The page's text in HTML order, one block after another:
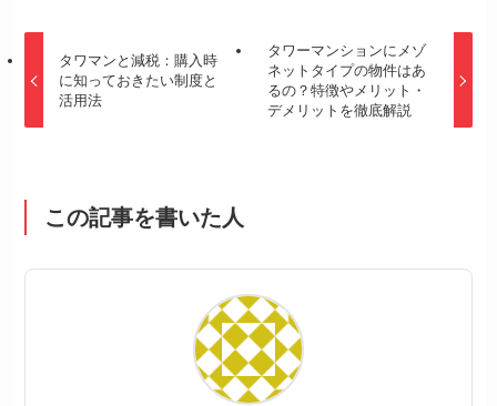
タワマンと減税：購入時
に知っておきたい制度と
活用法
タワーマンションにメゾ
ネットタイプの物件はあ
るの？特徴やメリット・
デメリットを徹底解説
この記事を書いた人